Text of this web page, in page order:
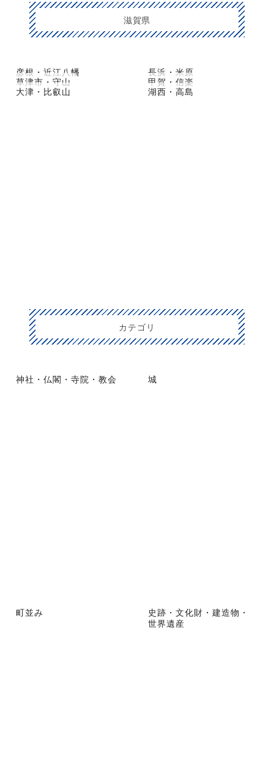
滋賀県
彦根・近江八幡
長浜・米原
草津市・守山
甲賀・信楽
大津・比叡山
湖西・高島
カテゴリ
神社・仏閣・寺院・教会 城
町並み
史跡・文化財・建造物・
世界遺産